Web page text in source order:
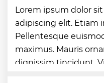
Kepsut’a
kuruluyor
talimatı
Lorem ipsum dolor
adipiscing elit. Etiam
Pellentesque
maximus. Mauris
dignissim tincidunt.